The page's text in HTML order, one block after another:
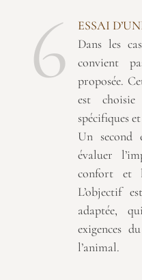
6
ESSAI
Dans les
convient
proposée.
est
spécifiques
Un second
évaluer
confort et
L’objectif
adaptée,
exigences
l’animal.